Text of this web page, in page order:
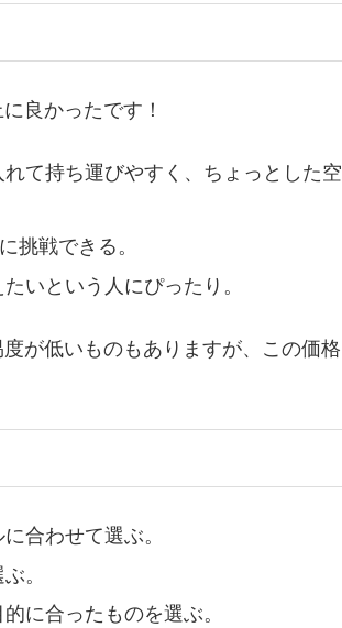
良かったです！
て持ち運びやすく、ちょっとした空
挑戦できる。
いという人にぴったり。
が低いものもありますが、この価格
合わせて選ぶ。
。
に合ったものを選ぶ。